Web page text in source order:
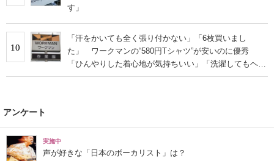
す」
10
「汗をかいても全く張り付かない」「6枚買いまし
た」 ワークマンの“580円Tシャツ”が安いのに優秀
「ひんやりした着心地が気持ちいい」「洗濯してもヘタ
らない」
アンケート
実施中
声が好きな「日本のボーカリスト」は？